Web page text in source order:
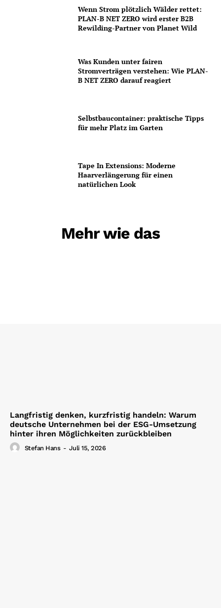
Wenn Strom plötzlich Wälder rettet:
PLAN-B NET ZERO wird erster B2B
Rewilding-Partner von Planet Wild
Was Kunden unter fairen
Stromverträgen verstehen: Wie PLAN-
B NET ZERO darauf reagiert
Selbstbaucontainer: praktische Tipps
für mehr Platz im Garten
Tape In Extensions: Moderne
Haarverlängerung für einen
natürlichen Look
Mehr wie das
Langfristig denken, kurzfristig handeln: Warum
deutsche Unternehmen bei der ESG-Umsetzung
hinter ihren Möglichkeiten zurückbleiben
Stefan Hans - Juli 15, 2026